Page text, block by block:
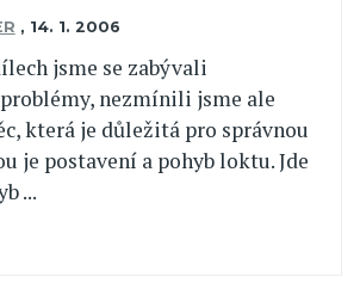
, 14. 1. 2006
jsme se zabývali
nezmínili jsme ale
která je důležitá pro správnou
je postavení a pohyb loktu. Jde
...